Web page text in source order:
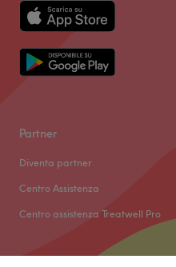
Partner
Diventa partner
Centro Assistenza
Centro assistenza Treatwell Pro